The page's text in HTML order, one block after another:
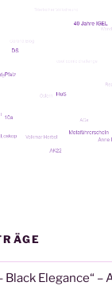
Black Elegance“